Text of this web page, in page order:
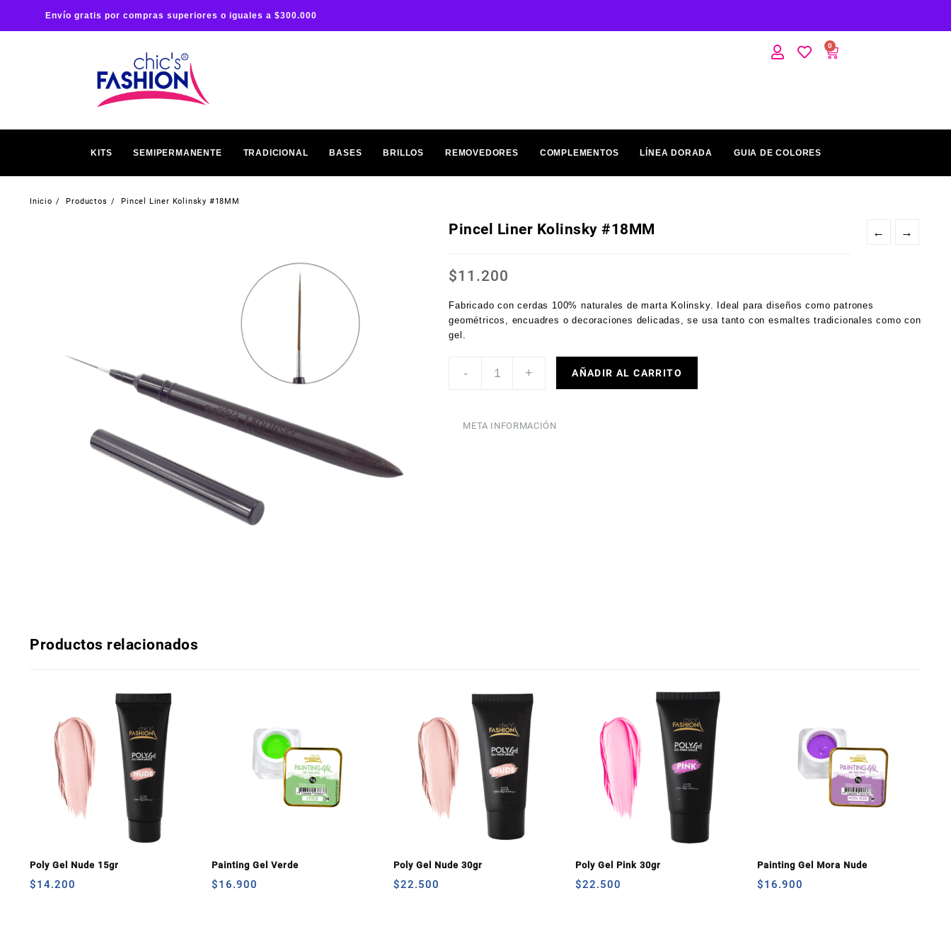
Envío gratis por compras superiores o iguales a $300.000
0
KITS SEMIPERMANENTE TRADICIONAL BASES BRILLOS REMOVEDORES COMPLEMENTOS LÍNEA DORADA GUIA DE COLORES
Inicio Productos Pincel Liner Kolinsky #18MM
← →
Pincel Liner Kolinsky #18MM
$11.200
Fabricado con cerdas 100% naturales de marta Kolinsky. Ideal para diseños como patrones
geométricos, encuadres o decoraciones delicadas, se usa tanto con esmaltes tradicionales como con
gel.
- + AÑADIR AL CARRITO
META INFORMACIÓN
Productos relacionados
Poly Gel Nude 15gr
$14.200
Painting Gel Verde
$16.900
Poly Gel Nude 30gr
$22.500
Poly Gel Pink 30gr
$22.500
Painting Gel Mora Nude
$16.900